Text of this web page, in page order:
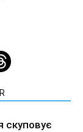
скуповує